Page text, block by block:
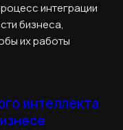
интеграции
бизнеса,
их работы
интеллекта